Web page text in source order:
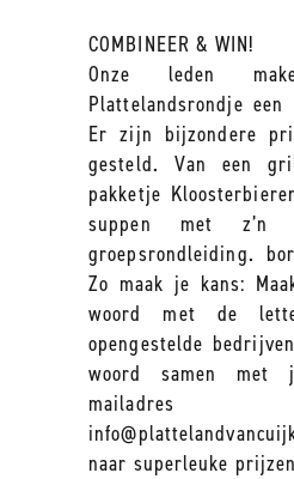
COMBINEER & WIN!
Onze leden
Plattelandsrondje
Er zijn bijzondere
gesteld. Van een
pakketje
suppen met
groepsrondleiding.
Zo maak je kans:
woord met de
opengestelde
woord samen
naar superleuke